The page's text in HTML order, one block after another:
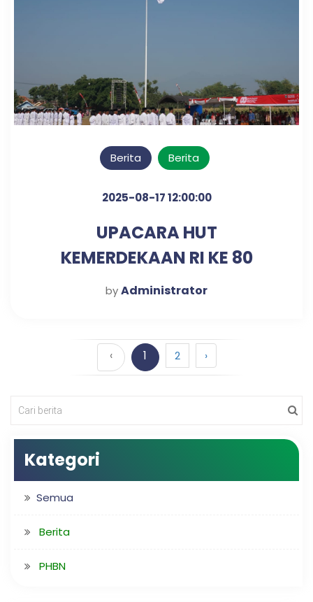
Berita Berita
2025-08-17 12:00:00
UPACARA HUT
KEMERDEKAAN RI KE 80
TAHUN
byAdministrator
‹ 1 2 ›
Kategori
Semua
Berita
PHBN